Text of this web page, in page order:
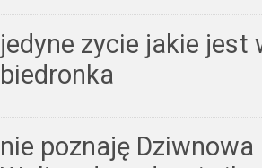
jedyne zycie jakie jest
biedronka
nie poznaję